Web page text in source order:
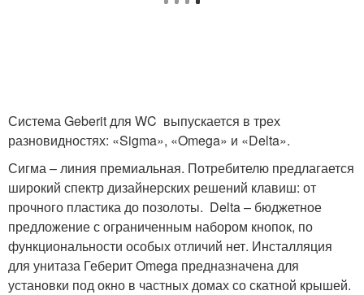
Система Geberit для WC выпускается в трех
разновидностях: «Sigma», «Omega» и «Delta».
Сигма – линия премиальная. Потребителю предлагается
широкий спектр дизайнерских решений клавиш: от
прочного пластика до позолоты. Delta – бюджетное
предложение с ограниченным набором кнопок, по
функциональности особых отличий нет. Инсталляция
для унитаза Геберит Omega предназначена для
установки под окно в частных домах со скатной крышей.